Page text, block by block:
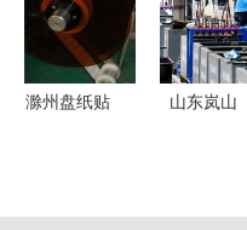
滁州盘纸贴
山东岚山